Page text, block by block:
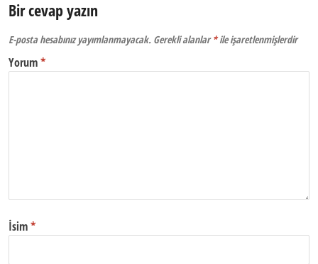
Bir cevap yazın
E-posta hesabınız yayımlanmayacak. Gerekli alanlar*ile işaretlenmişlerdir
Yorum*
İsim*